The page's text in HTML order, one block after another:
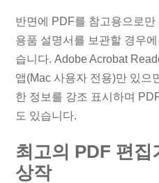
반면에 PDF를 참고용으로
용품 설명서를 보관할 경우
습니다. Adobe Acrobat
앱(Mac 사용자 전용)만 있으
한 정보를 강조 표시하며
도 있습니다.
최고의 PDF 편
상작